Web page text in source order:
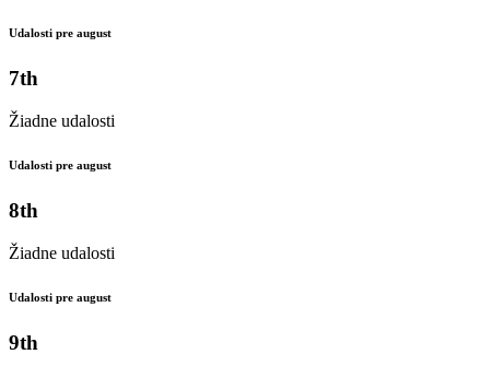
Udalosti pre august
7th
Žiadne udalosti
Udalosti pre august
8th
Žiadne udalosti
Udalosti pre august
9th